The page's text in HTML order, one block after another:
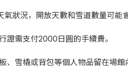
狀況，開放天數和雪道數量可
證需支付2000日圓的手續費。
雪橇或背包等個人物品留在場館